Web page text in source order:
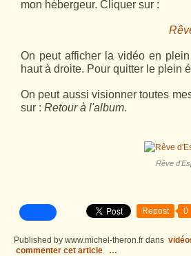
mon hébergeur. Cliquer sur :
On peut afficher la vidéo en
haut à droite. Pour quitter le plein
On peut aussi visionner toutes
sur : Retour à l'album.
Rêve
Repost 0
Published by www.michel-theron.fr dans
commenter cet article
…